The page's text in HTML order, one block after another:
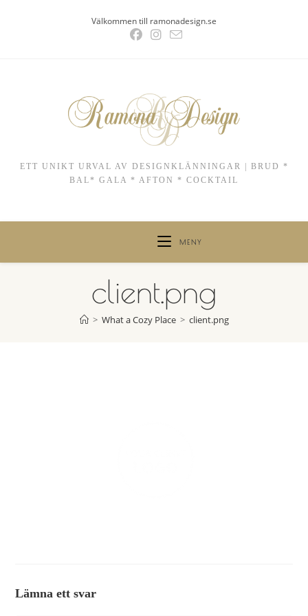
Välkommen till ramonadesign.se
ETT UNIKT URVAL AV DESIGNKLÄNNINGAR | BRUD *
BAL* GALA * AFTON * COCKTAIL
MENY
client.png
> What a Cozy Place > client.png
Lämna ett svar